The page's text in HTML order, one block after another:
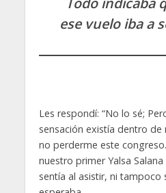
ese vuelo iba a
Les respondí: “No lo sé;
sensación existía dentro
no perderme este
nuestro primer Yalsa
sentía al asistir, ni tampoco